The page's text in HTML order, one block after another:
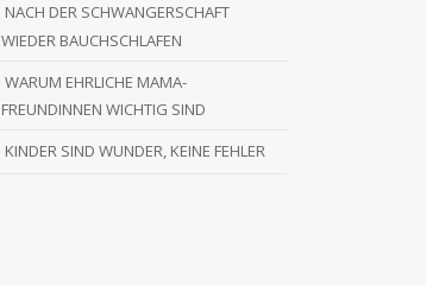
NACH DER SCHWANGERSCHAFT
WIEDER BAUCHSCHLAFEN
WARUM EHRLICHE MAMA-
FREUNDINNEN WICHTIG SIND
KINDER SIND WUNDER, KEINE FEHLER